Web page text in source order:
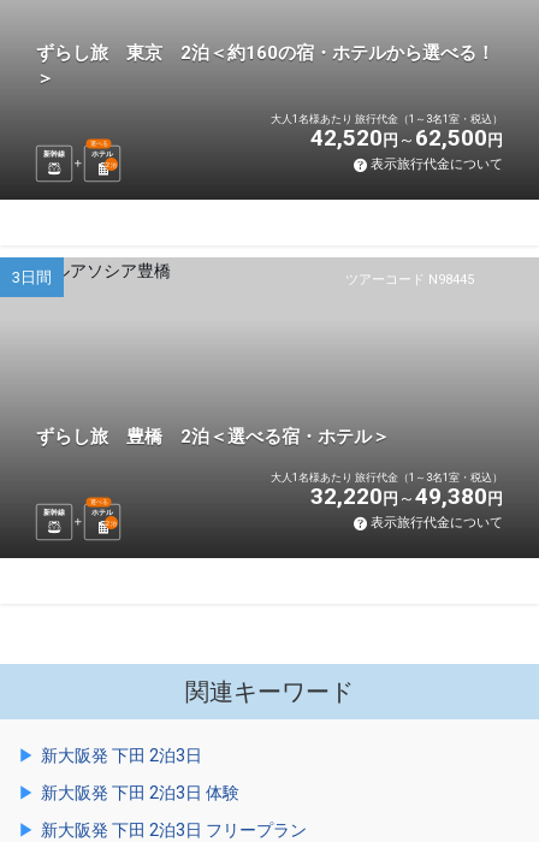
ずらし旅 東京 2泊＜約160の宿・ホテルから選べる！
＞
新幹線 ホテル
選べる
2泊
大人1名様あたり 旅行代金（1～3名1室・税込）
42,520 円 62,500 円
表示旅行代金について
ツアーコード N98445
3日間
ずらし旅 豊橋 2泊＜選べる宿・ホテル＞
新幹線 ホテル
選べる
2泊
大人1名様あたり 旅行代金（1～3名1室・税込）
32,220 円 49,380 円
表示旅行代金について
関連キーワード
新大阪発 下田 2泊3日
新大阪発 下田 2泊3日 体験
新大阪発 下田 2泊3日 フリープラン